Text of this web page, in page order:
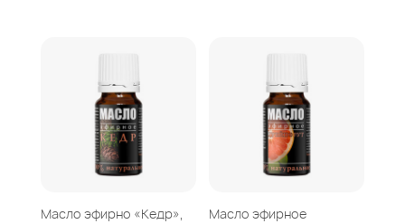
Масло эфирно «Кедр»,
Масло эфирное